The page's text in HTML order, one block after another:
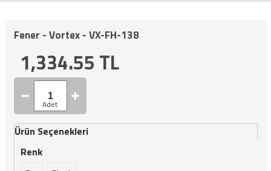
Fener - Vortex - VX-FH-138
1,334.55 TL
Ürün Seçenekleri
Renk